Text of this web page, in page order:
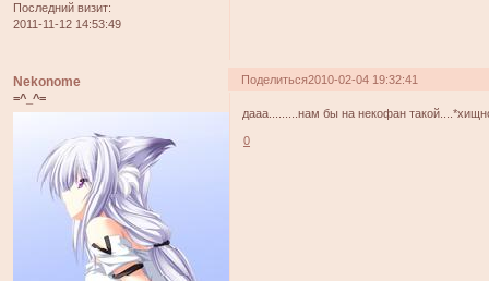
Последний визит:
2011-11-12 14:53:49
Поделиться2010-02-04 19:32:41
Nekonome
=^_^=
дааа.........нам бы на некофан
0